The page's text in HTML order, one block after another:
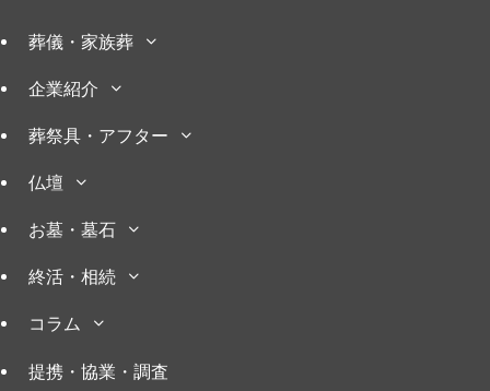
葬儀・家族葬
企業紹介
葬祭具・アフター
仏壇
お墓・墓石
終活・相続
コラム
提携・協業・調査